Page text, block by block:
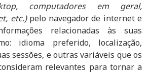
computadores em geral,
etc.)pelo navegador de internet e
relacionadas às suas
idioma preferido, localização,
sessões, e outras variáveis que os
relevantes para tornar a